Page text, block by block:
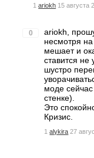
1 ariokh 15 августа
0
ariokh,
несмотря на
мешает и
ставится
шустро
моде
стенке).
Это
Кризис.
1 alykira 27